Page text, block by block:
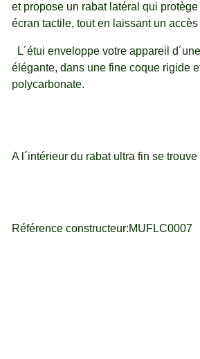
et propose un rabat latéral qui
écran tactile, tout en laissant un
L´étui enveloppe votre appareil
élégante, dans une fine coque rigide
polycarbonate.
A l´intérieur du rabat ultra fin se
Référence constructeur:MUFLC0007